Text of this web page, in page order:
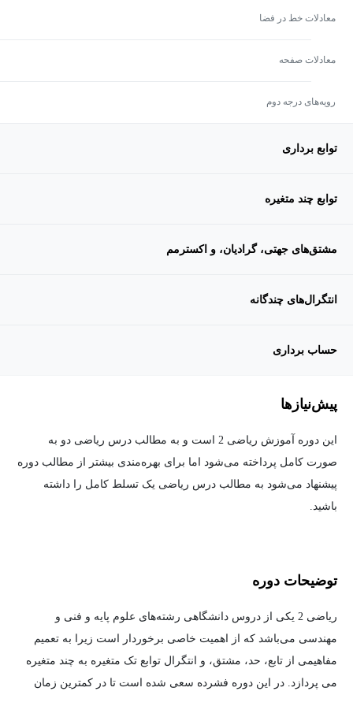
معادلات خط در فضا
معادلات صفحه
رویه‌های درجه دوم
توابع برداری
توابع چند متغیره
مشتق‌های جهتی، گرادیان، و اکسترمم
انتگرا‌ل‌های چندگانه
حساب برداری
پیش‌نیاز‌ها
این دوره آموزش ریاضی 2 است و به مطالب درس ریاضی دو به
صورت کامل پرداخته می‌شود اما برای بهره‌مندی بیشتر از مطالب دوره
پیشنهاد می‌شود به مطالب درس ریاضی یک تسلط کامل را داشته
باشید.
توضیحات دوره
ریاضی 2 یکی از دروس دانشگاهی رشته‌های علوم پایه و فنی و
مهندسی می‌باشد که از اهمیت خاصی برخوردار است زیرا به تعمیم
مفاهیمی از تابع، حد، مشتق، و انتگرال توابع تک متغیره به چند متغیره
می پردازد. در این دوره فشرده سعی شده است تا در کمترین زمان